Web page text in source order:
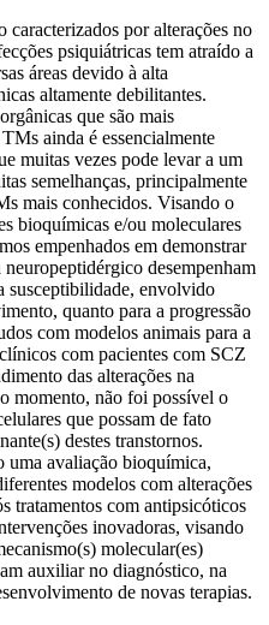
por alterações no
psiquiátricas tem atraído a
áreas devido à alta
altamente debilitantes.
que são mais
ainda é essencialmente
muitas vezes pode levar a um
semelhanças, principalmente
mais conhecidos. Visando o
bioquímicas e/ou moleculares
empenhados em demonstrar
desempenham
susceptibilidade, envolvido
quanto para a progressão
com modelos animais para a
com pacientes com SCZ
das alterações na
momento, não foi possível o
que possam de fato
destes transtornos.
uma avaliação bioquímica,
modelos com alterações
tratamentos com antipsicóticos
inovadoras, visando
molecular(es)
auxiliar no diagnóstico, na
de novas terapias.